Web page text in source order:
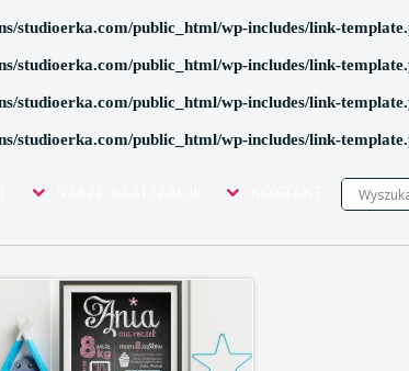
studioerka.com/public_html/wp-includes/link-
studioerka.com/public_html/wp-includes/link-
studioerka.com/public_html/wp-includes/link-
studioerka.com/public_html/wp-includes/link-